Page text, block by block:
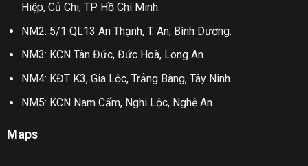
Hiệp, Củ Chi, TP Hồ Chí Minh.
NM2: 5/1 QL13 An Thạnh, T. An, Bình Dương.
NM3: KCN Tân Đức, Đức Hoà, Long An.
NM4: KĐT K3, Gia Lộc, Trảng Bàng, Tây Ninh.
NM5: KCN Nam Cấm, Nghi Lộc, Nghệ An.
Maps